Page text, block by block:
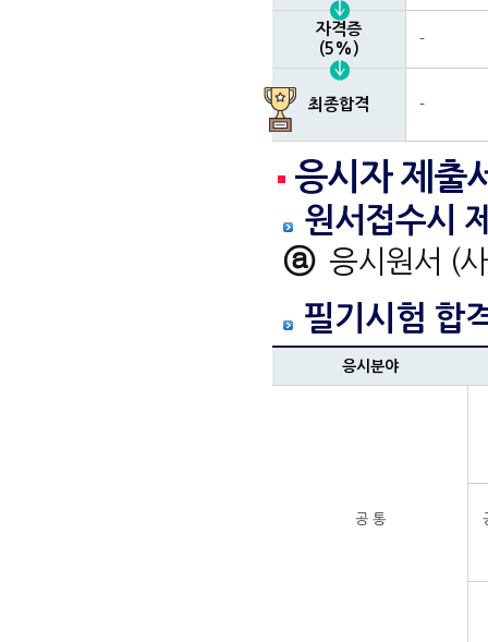
자격증
(5%)
-
최종합격 -
응시자 제출
원서접수시
ⓐ응시원서 (
필기시험 합
응시분야
공 통